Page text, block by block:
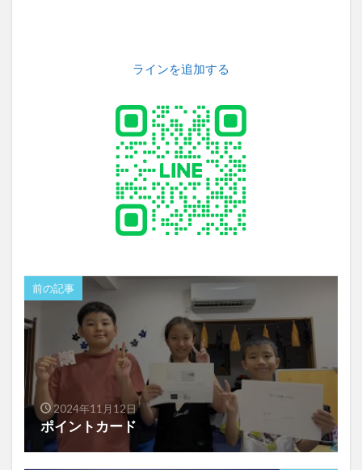
ラインを追加する
前の記事
2024年11月12日
ポイントカード